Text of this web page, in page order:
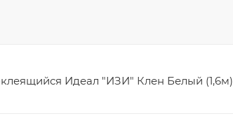
Идеал "ИЗИ" Клен Белый (1,6м)